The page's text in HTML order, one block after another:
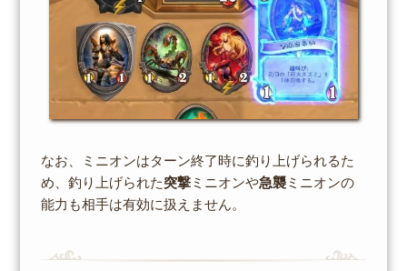
なお、ミニオンはターン終了時に釣り上げられるた
め、釣り上げられた突撃ミニオンや急襲ミニオンの
能力も相手は有効に扱えません。